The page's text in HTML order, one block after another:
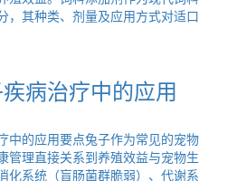
，其种类、剂量及应用方式对适口
病治疗中的应用
中的应用要点兔子作为常见的宠物
管理直接关系到养殖效益与宠物生
化系统（盲肠菌群脆弱）、代谢系